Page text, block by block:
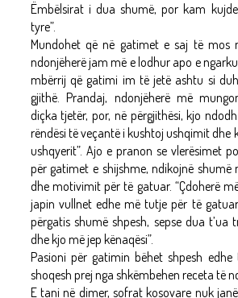
Ëmbëlsirat i dua shumë, por kam
tyre”.
Mundohet që në gatimet e saj të mos
ndonjëherë jam më e lodhur apo e
mbërrij që gatimi im të jetë ashtu si
gjithë. Prandaj, ndonjëherë më
diçka tjetër, por, në përgjithësi, kjo
rëndësi të veçantë i kushtoj ushqimit dhe
ushqyerit”. Ajo e pranon se vlerësimet
për gatimet e shijshme, ndikojnë
dhe motivimit për të gatuar. “Çdoherë
japin vullnet edhe më tutje për të
përgatis shumë shpesh, sepse dua
dhe kjo më jep kënaqësi”.
Pasioni për gatimin bëhet shpesh edhe
shoqesh prej nga shkëmbehen receta të
E tani në dimer, sofrat kosovare nuk